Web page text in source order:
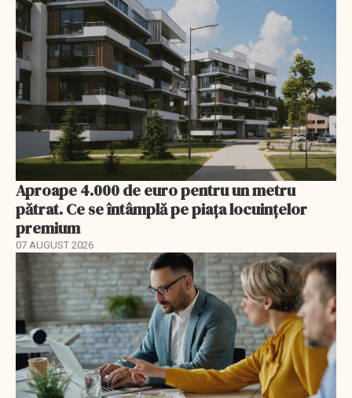
Aproape 4.000 de euro pentru un metru
pătrat. Ce se întâmplă pe piața locuințelor
premium
07 AUGUST 2026